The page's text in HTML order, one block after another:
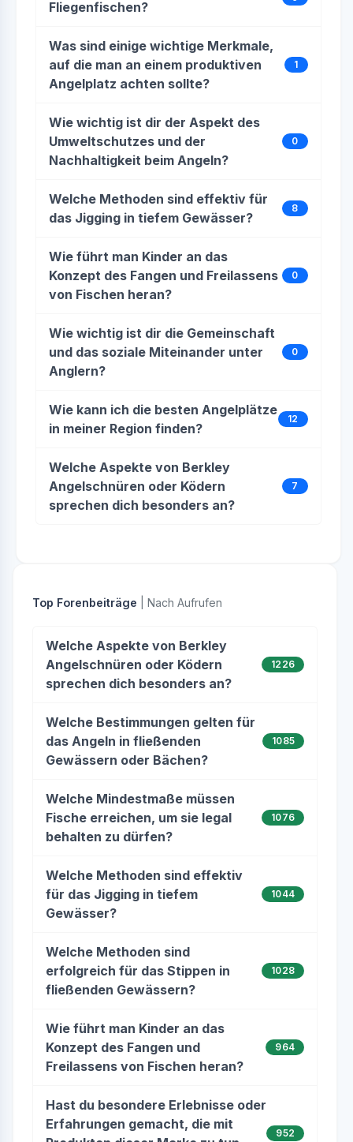
Fliegenfischen?
Was sind einige wichtige Merkmale,
auf die man an einem produktiven
Angelplatz achten sollte?
1
Wie wichtig ist dir der Aspekt des
Umweltschutzes und der
Nachhaltigkeit beim Angeln?
0
Welche Methoden sind effektiv für
das Jigging in tiefem Gewässer?
8
Wie führt man Kinder an das
Konzept des Fangen und Freilassens
von Fischen heran?
0
Wie wichtig ist dir die Gemeinschaft
und das soziale Miteinander unter
Anglern?
0
Wie kann ich die besten Angelplätze
in meiner Region finden?
12
Welche Aspekte von Berkley
Angelschnüren oder Ködern
sprechen dich besonders an?
7
Top Forenbeiträge | Nach Aufrufen
Welche Aspekte von Berkley
Angelschnüren oder Ködern
sprechen dich besonders an?
1226
Welche Bestimmungen gelten für
das Angeln in fließenden
Gewässern oder Bächen?
1085
Welche Mindestmaße müssen
Fische erreichen, um sie legal
behalten zu dürfen?
1076
Welche Methoden sind effektiv
für das Jigging in tiefem
Gewässer?
1044
Welche Methoden sind
erfolgreich für das Stippen in
fließenden Gewässern?
1028
Wie führt man Kinder an das
Konzept des Fangen und
Freilassens von Fischen heran?
964
Hast du besondere Erlebnisse oder
Erfahrungen gemacht, die mit
952